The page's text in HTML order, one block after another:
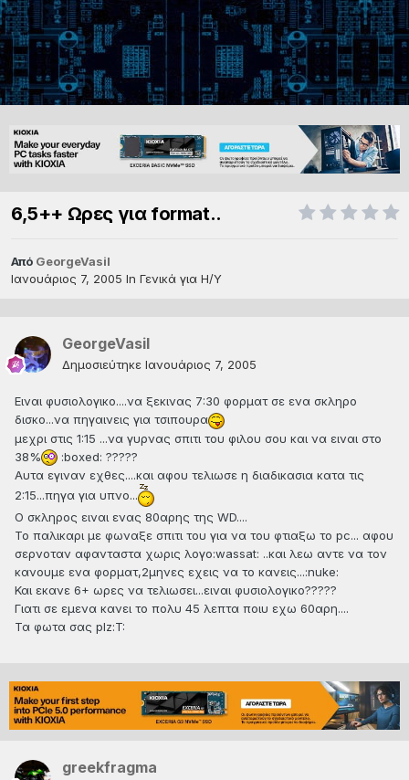
6,5++ Ωρες για format..
Από GeorgeVasil
Ιανουάριος 7, 2005 In Γενικά για Η/Υ
GeorgeVasil
Δημοσιεύτηκε Ιανουάριος 7, 2005
Ειναι φυσιολογικο....να ξεκινας 7:30 φορματ σε ενα σκληρο
δισκο...να πηγαινεις για τσιπουρα
μεχρι στις 1:15 ...να γυρνας σπιτι του φιλου σου και να ειναι στο
38%
:boxed: ?????
Αυτα εγιναν εχθες....και αφου τελιωσε η διαδικασια κατα τις
2:15...πηγα για υπνο...
Ο σκληρος ειναι ενας 80αρης της WD....
To παλικαρι με φωναξε σπιτι του για να του φτιαξω το pc... αφου
σερνοταν αφανταστα χωρις λογο:wassat: ..και λεω αντε να τον
κανουμε ενα φορματ,2μηνες εχεις να το κανεις...:nuke:
Και εκανε 6+ ωρες να τελιωσει...ειναι φυσιολογικο?????
Γιατι σε εμενα κανει το πολυ 45 λεπτα ποιυ εχω 60αρη....
Τα φωτα σας plz:T:
greekfragma